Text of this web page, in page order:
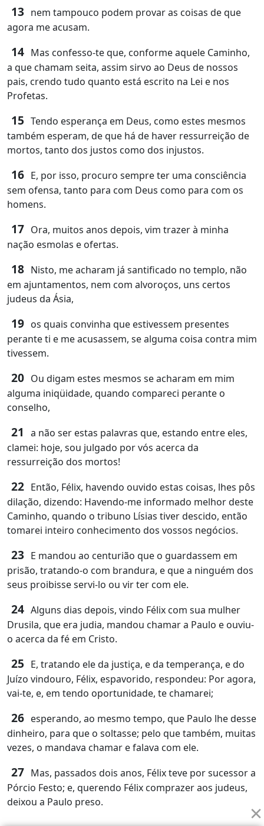
13 nem tampouco podem provar as coisas de que
agora me acusam.
14 Mas confesso-te que, conforme aquele Caminho,
a que chamam seita, assim sirvo ao Deus de nossos
pais, crendo tudo quanto está escrito na Lei e nos
Profetas.
15 Tendo esperança em Deus, como estes mesmos
também esperam, de que há de haver ressurreição de
mortos, tanto dos justos como dos injustos.
16 E, por isso, procuro sempre ter uma consciência
sem ofensa, tanto para com Deus como para com os
homens.
17 Ora, muitos anos depois, vim trazer à minha
nação esmolas e ofertas.
18 Nisto, me acharam já santificado no templo, não
em ajuntamentos, nem com alvoroços, uns certos
judeus da Ásia,
19 os quais convinha que estivessem presentes
perante ti e me acusassem, se alguma coisa contra mim
tivessem.
20 Ou digam estes mesmos se acharam em mim
alguma iniqüidade, quando compareci perante o
conselho,
21
a não ser estas palavras que, estando entre eles,
clamei: hoje, sou julgado por vós acerca da
ressurreição dos mortos!
22 Então, Félix, havendo ouvido estas coisas, lhes pôs
dilação, dizendo: Havendo-me informado melhor deste
Caminho, quando o tribuno Lísias tiver descido, então
tomarei inteiro conhecimento dos vossos negócios.
23 E mandou ao centurião que o guardassem em
prisão, tratando-o com brandura, e que a ninguém dos
seus proibisse servi-lo ou vir ter com ele.
24 Alguns dias depois, vindo Félix com sua mulher
Drusila, que era judia, mandou chamar a Paulo e ouviu-
o acerca da fé em Cristo.
25 E, tratando ele da justiça, e da temperança, e do
Juízo vindouro, Félix, espavorido, respondeu: Por agora,
vai-te, e, em tendo oportunidade, te chamarei;
26 esperando, ao mesmo tempo, que Paulo lhe desse
dinheiro, para que o soltasse; pelo que também, muitas
vezes, o mandava chamar e falava com ele.
27 Mas, passados dois anos, Félix teve por sucessor a
Pórcio Festo; e, querendo Félix comprazer aos judeus,
deixou a Paulo preso.
×